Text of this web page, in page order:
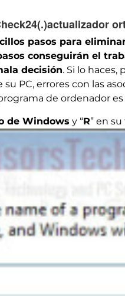
pasos para
conseguirán el
decisión. Si lo
PC, errores con las
de ordenador es
de Windows y “R” en